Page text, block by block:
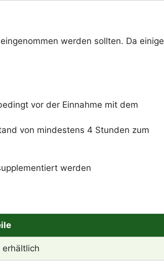
werden sollten. Da einige
vor der Einnahme mit dem
von mindestens 4 Stunden zum
werden
erhältlich